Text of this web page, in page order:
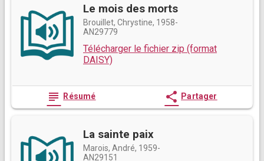
Le mois des morts
Brouillet, Chrystine, 1958-
AN29779
Télécharger le fichier zip (format
DAISY)
subject Résumé share Partager
La sainte paix
Marois, André, 1959-
AN29151